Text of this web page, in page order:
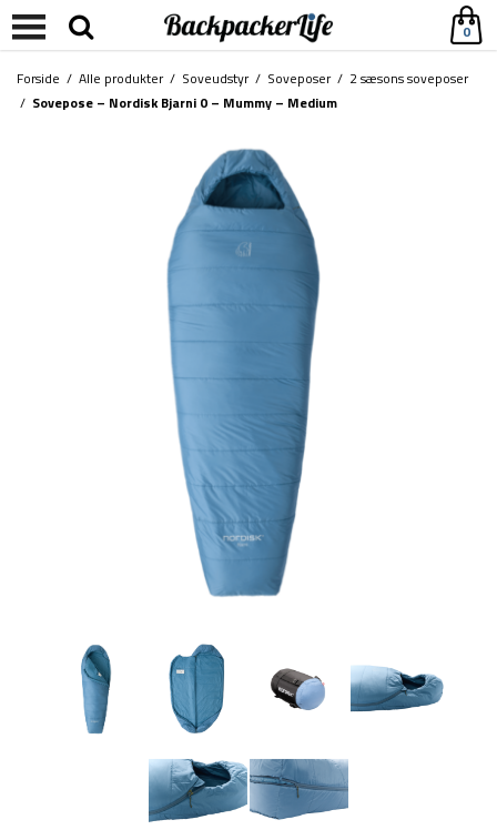
0
Forside / Alle produkter/ Soveudstyr/ Soveposer/ 2 sæsons soveposer
/ Sovepose – Nordisk Bjarni 0 – Mummy – Medium